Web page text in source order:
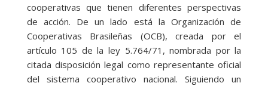
cooperativas que tienen diferentes perspectivas
de acción. De un lado está la Organización de
Cooperativas Brasileñas (OCB), creada por el
artículo 105 de la ley 5.764/71, nombrada por la
citada disposición legal como representante oficial
del sistema cooperativo nacional. Siguiendo un